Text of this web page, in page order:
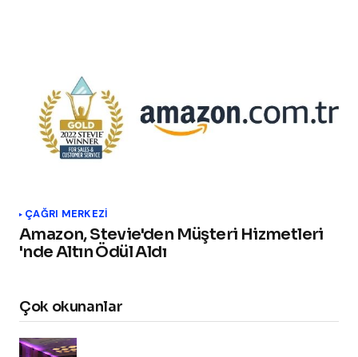
ÇAĞRI MERKEZI
Amazon, Stevie'den Müşteri Hizmetleri
'nde Altın Ödül Aldı
Çok okunanlar